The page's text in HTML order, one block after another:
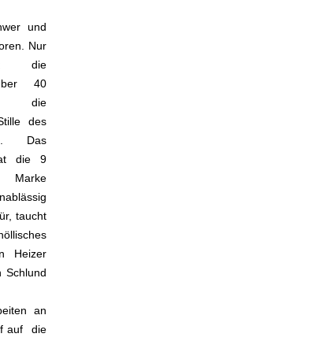
und
Nur
die
40
die
des
Das
die 9
taucht
Heizer
Schlund
an
auf die